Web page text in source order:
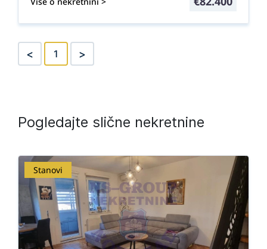
< 1 >
Pogledajte slične nekretnine
Stanovi